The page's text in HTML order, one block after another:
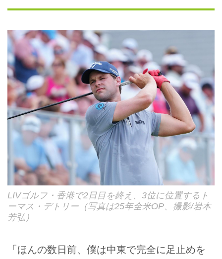
LIVゴルフ・香港で2日目を終え、3位に位置するト
ーマス・デトリー（写真は25年全米OP、撮影/岩本
芳弘）
「ほんの数日前、僕は中東で完全に足止めを